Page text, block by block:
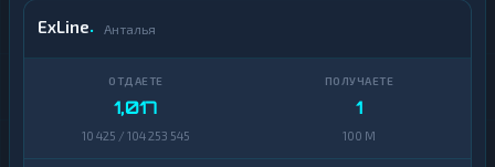
ExLine Анталья
1,017
10 425 / 104 253 545
1
100 M